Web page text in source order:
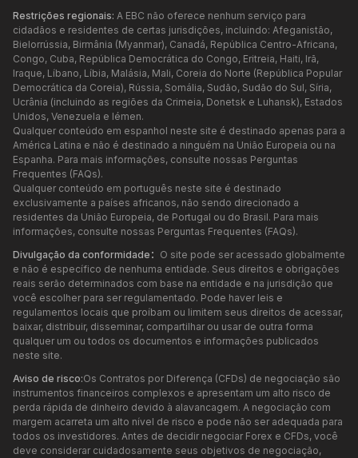
Restrições regionais: A EBC não oferece nenhum serviço para
cidadãos e residentes de certas jurisdições, incluindo: Afeganistão,
Bielorrússia, Birmânia (Myanmar), Canadá, República Centro-Africana,
Congo, Cuba, República Democrática do Congo, Eritreia, Haiti, Irã,
Iraque, Líbano, Líbia, Malásia, Mali, Coreia do Norte (República Popular
Democrática da Coreia), Rússia, Somália, Sudão, Sudão do Sul, Síria,
Ucrânia (incluindo as regiões da Crimeia, Donetsk e Luhansk), Estados
Unidos, Venezuela e Iémen.
Qualquer conteúdo em espanhol neste site é destinado apenas para a
América Latina e não é destinado a ninguém na União Europeia ou na
Espanha. Para mais informações, consulte nossas Perguntas
Frequentes (FAQs).
Qualquer conteúdo em português neste site é destinado
exclusivamente a países africanos, não sendo direcionado a
residentes da União Europeia, de Portugal ou do Brasil. Para mais
informações, consulte nossas Perguntas Frequentes (FAQs).
Divulgação da conformidade： O site pode ser acessado globalmente
e não é específico de nenhuma entidade. Seus direitos e obrigações
reais serão determinados com base na entidade e na jurisdição que
você escolher para ser regulamentado. Pode haver leis e
regulamentos locais que proíbam ou limitem seus direitos de acessar,
baixar, distribuir, disseminar, compartilhar ou usar de outra forma
qualquer um ou todos os documentos e informações publicados
neste site.
Aviso de risco:Os Contratos por Diferença (CFDs) de negociação são
instrumentos financeiros complexos e apresentam um alto risco de
perda rápida de dinheiro devido à alavancagem. A negociação com
margem acarreta um alto nível de risco e pode não ser adequada para
todos os investidores. Antes de decidir negociar Forex e CFDs, você
deve considerar cuidadosamente seus objetivos de negociação,